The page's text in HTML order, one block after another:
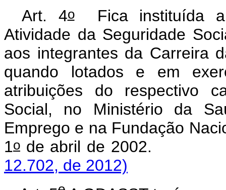
Art. 4oFica instituída a
Atividade da Seguridade
aos integrantes da Carreira
quando lotados e em
atribuições do respectivo
Social, no Ministério da
Emprego e na Fundação
1o de abril de
12.702, de 2012)